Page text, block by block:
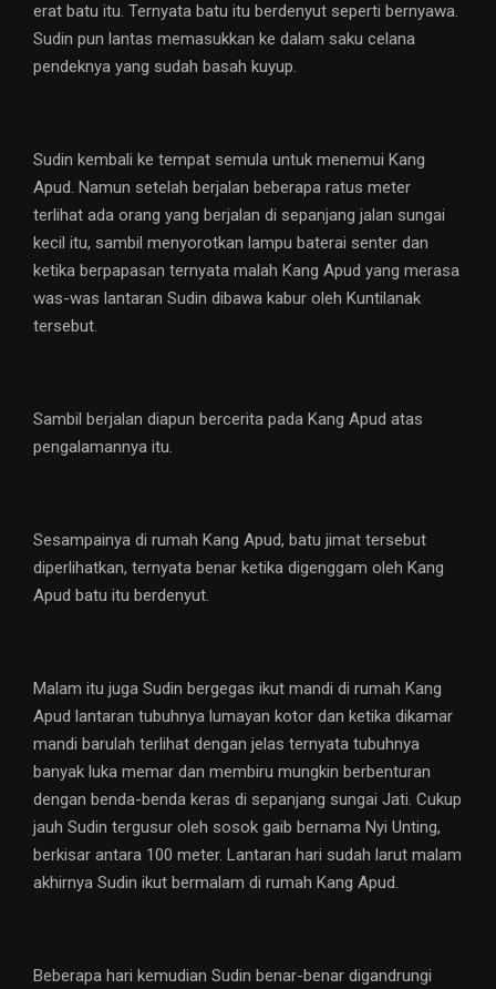
erat batu itu. Ternyata batu itu berdenyut seperti bernyawa.
Sudin pun lantas memasukkan ke dalam saku celana
pendeknya yang sudah basah kuyup.
Sudin kembali ke tempat semula untuk menemui Kang
Apud. Namun setelah berjalan beberapa ratus meter
terlihat ada orang yang berjalan di sepanjang jalan sungai
kecil itu, sambil menyorotkan lampu baterai senter dan
ketika berpapasan ternyata malah Kang Apud yang merasa
was-was lantaran Sudin dibawa kabur oleh Kuntilanak
tersebut.
Sambil berjalan diapun bercerita pada Kang Apud atas
pengalamannya itu.
Sesampainya di rumah Kang Apud, batu jimat tersebut
diperlihatkan, ternyata benar ketika digenggam oleh Kang
Apud batu itu berdenyut.
Malam itu juga Sudin bergegas ikut mandi di rumah Kang
Apud lantaran tubuhnya lumayan kotor dan ketika dikamar
mandi barulah terlihat dengan jelas ternyata tubuhnya
banyak luka memar dan membiru mungkin berbenturan
dengan benda-benda keras di sepanjang sungai Jati. Cukup
jauh Sudin tergusur oleh sosok gaib bernama Nyi Unting,
berkisar antara 100 meter. Lantaran hari sudah larut malam
akhirnya Sudin ikut bermalam di rumah Kang Apud.
Beberapa hari kemudian Sudin benar-benar digandrungi